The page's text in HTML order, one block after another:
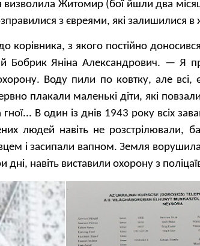
визволила Житомир (бої йшли два
з євреями, які залишилися в
корівника, з якого постійно
Бобрик Яніна Александрович. — Я
Воду пили по ковтку, але всі,
плакали маленькі діти, які
В один із днів 1943 року всіх
людей навіть не розстрілювали,
і засипали вапном. Земля
дні, навіть виставили охорону з